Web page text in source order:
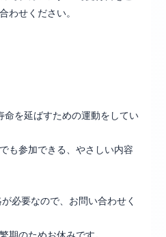
わせください。
を延ばすための運動をしてい
も参加できる、やさしい内容
必要なので、お問い合わせく